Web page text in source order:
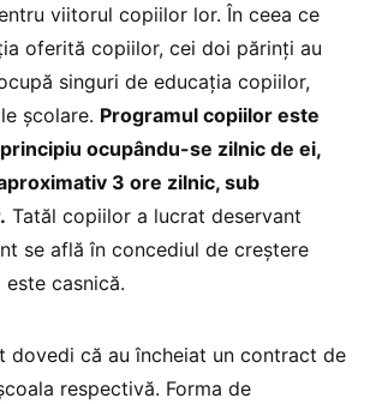
viitorul copiilor lor. În ceea ce
oferită copiilor, cei doi părinți au
singuri de educaţia copiilor,
şcolare. Programul copiilor este
ocupându-se zilnic de ei,
3 ore zilnic, sub
Tatăl copiilor a lucrat deservant
se află în concediul de creştere
casnică.
dovedi că au încheiat un contract de
respectivă. Forma de